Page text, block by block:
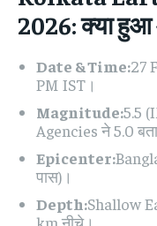
2026: क्या
Date & Time:27
PM IST।
Magnitude:5.5
Agencies ने 5.0
Epicenter:
पास)।
Depth:Shallow
km नीचे।